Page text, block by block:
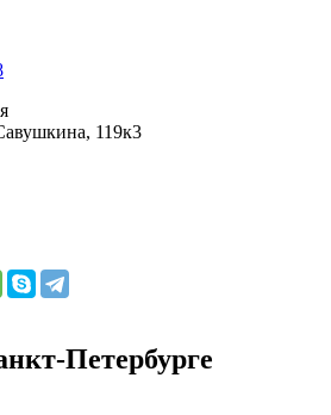
119к3
Петербурге